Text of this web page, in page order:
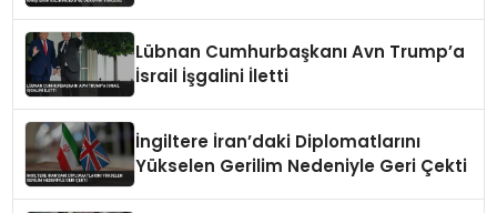
Lübnan Cumhurbaşkanı Avn Trump’a
İsrail İşgalini İletti
İngiltere İran’daki Diplomatlarını
Yükselen Gerilim Nedeniyle Geri Çekti